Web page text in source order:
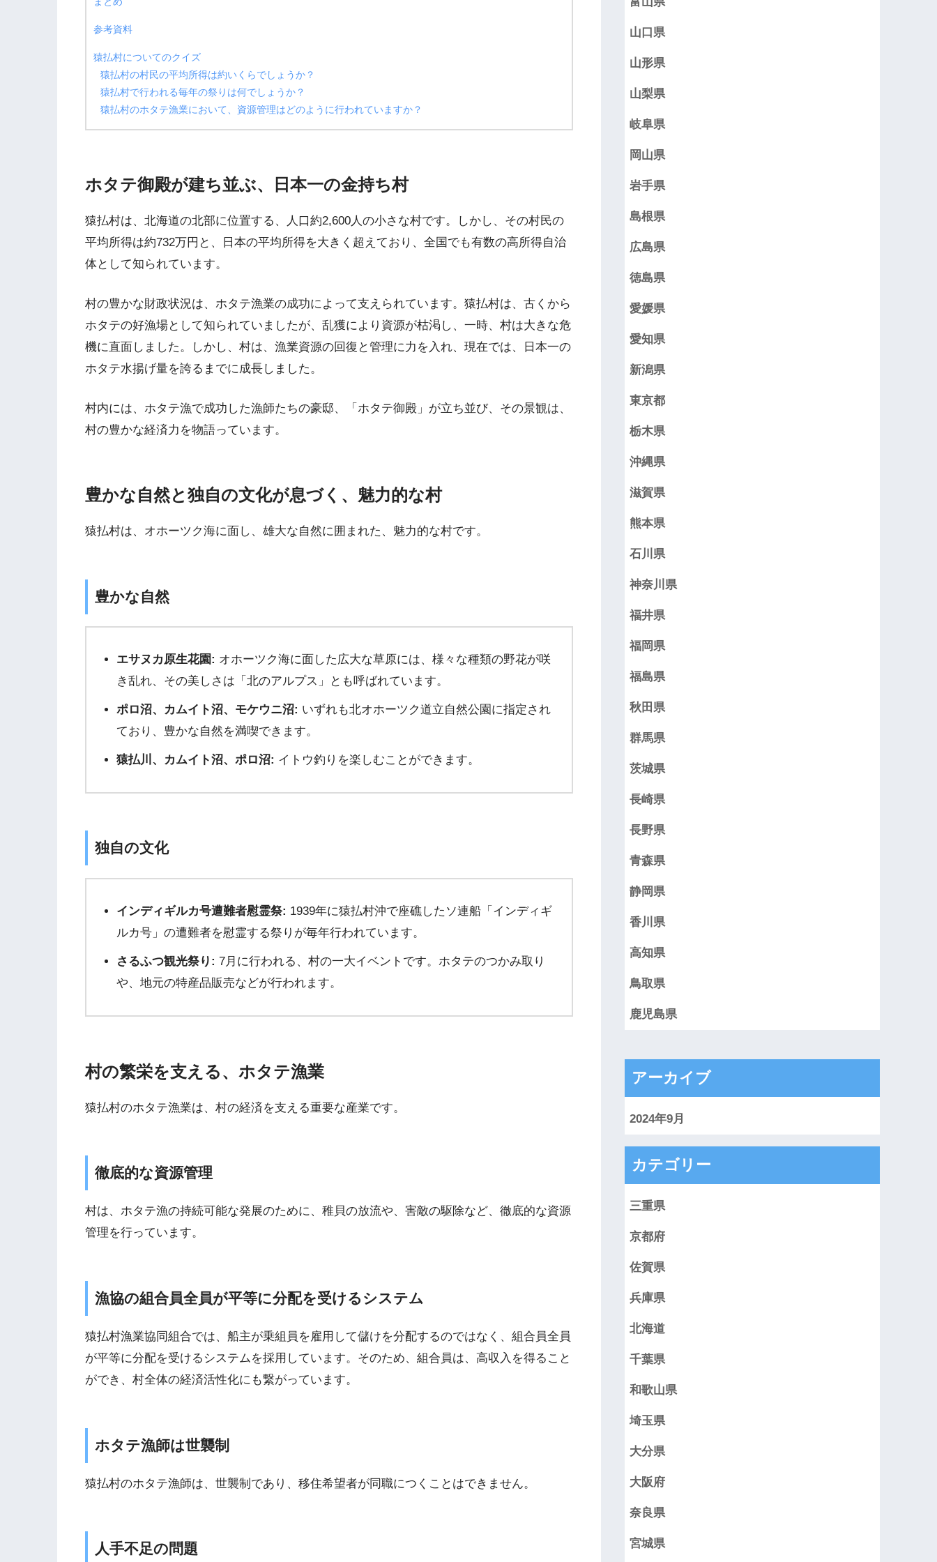
参考資料
猿払村についてのクイズ
猿払村の村民の平均所得は約いくらでしょうか？
猿払村で行われる毎年の祭りは何でしょうか？
猿払村のホタテ漁業において、資源管理はどのように行われていますか？
ホタテ御殿が建ち並ぶ、日本一の金持ち村
猿払村は、北海道の北部に位置する、人口約2,600人の小さな村です。しかし、その村民の
平均所得は約732万円と、日本の平均所得を大きく超えており、全国でも有数の高所得自治
体として知られています。
村の豊かな財政状況は、ホタテ漁業の成功によって支えられています。猿払村は、古くから
ホタテの好漁場として知られていましたが、乱獲により資源が枯渇し、一時、村は大きな危
機に直面しました。しかし、村は、漁業資源の回復と管理に力を入れ、現在では、日本一の
ホタテ水揚げ量を誇るまでに成長しました。
村内には、ホタテ漁で成功した漁師たちの豪邸、「ホタテ御殿」が立ち並び、その景観は、
村の豊かな経済力を物語っています。
豊かな自然と独自の文化が息づく、魅力的な村
猿払村は、オホーツク海に面し、雄大な自然に囲まれた、魅力的な村です。
豊かな自然
エサヌカ原生花園: オホーツク海に面した広大な草原には、様々な種類の野花が咲
き乱れ、その美しさは「北のアルプス」とも呼ばれています。
ポロ沼、カムイト沼、モケウニ沼: いずれも北オホーツク道立自然公園に指定され
ており、豊かな自然を満喫できます。
猿払川、カムイト沼、ポロ沼: イトウ釣りを楽しむことができます。
独自の文化
インディギルカ号遭難者慰霊祭: 1939年に猿払村沖で座礁したソ連船「インディギ
ルカ号」の遭難者を慰霊する祭りが毎年行われています。
さるふつ観光祭り: 7月に行われる、村の一大イベントです。ホタテのつかみ取り
や、地元の特産品販売などが行われます。
村の繁栄を支える、ホタテ漁業
猿払村のホタテ漁業は、村の経済を支える重要な産業です。
徹底的な資源管理
村は、ホタテ漁の持続可能な発展のために、稚貝の放流や、害敵の駆除など、徹底的な資源
管理を行っています。
漁協の組合員全員が平等に分配を受けるシステム
猿払村漁業協同組合では、船主が乗組員を雇用して儲けを分配するのではなく、組合員全員
が平等に分配を受けるシステムを採用しています。そのため、組合員は、高収入を得ること
ができ、村全体の経済活性化にも繋がっています。
ホタテ漁師は世襲制
猿払村のホタテ漁師は、世襲制であり、移住希望者が同職につくことはできません。
人手不足の問題
山口県
山形県
山梨県
岐阜県
岡山県
岩手県
島根県
広島県
徳島県
愛媛県
愛知県
新潟県
東京都
栃木県
沖縄県
滋賀県
熊本県
石川県
神奈川県
福井県
福岡県
福島県
秋田県
群馬県
茨城県
長崎県
長野県
青森県
静岡県
香川県
高知県
鳥取県
鹿児島県
アーカイブ
2024年9月
カテゴリー
三重県
京都府
佐賀県
兵庫県
北海道
千葉県
和歌山県
埼玉県
大分県
大阪府
奈良県
宮城県